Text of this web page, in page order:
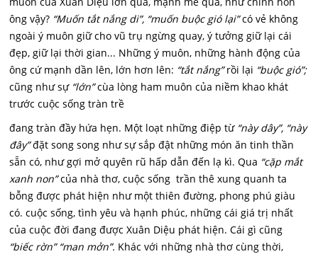
ông vậy? “Muốn tắt nắng di”, “muốn buộc gió lại”có vẻ không
ngoài ý muôn giữ cho vũ trụ ngừng quay, ý tưởng giữ lại cái
đẹp, giữ lại thời gian... Những ý muôn, những hành động của
ông cứ mạnh dần lên, lớn hơn lên: “tắt nắng”rồi lại “buộc gió”;
cũng như sự “lớn”cùa lòng ham muôn của niềm khao khát
trước cuộc sống tràn trề
đang tràn đầy hứa hẹn. Một loạt những điệp từ “này dây”, “này
đây”đặt song song như sự sắp đật những món ăn tinh thần
sẵn có, như gợi mở quyên rũ hấp dẫn đến lạ kì. Qua “cặp mắt
xanh non”của nhà thơ, cuộc sống trần thê xung quanh ta
bỗng được phát hiện như một thiên đường, phong phú giàu
có. cuộc sống, tình yêu và hạnh phúc, những cái giá trị nhất
của cuộc đời đang được Xuân Diệu phát hiện. Cái gì cũng
“biếc rờn” “man mởn”. Khác với những nhà thơ cùng thời,